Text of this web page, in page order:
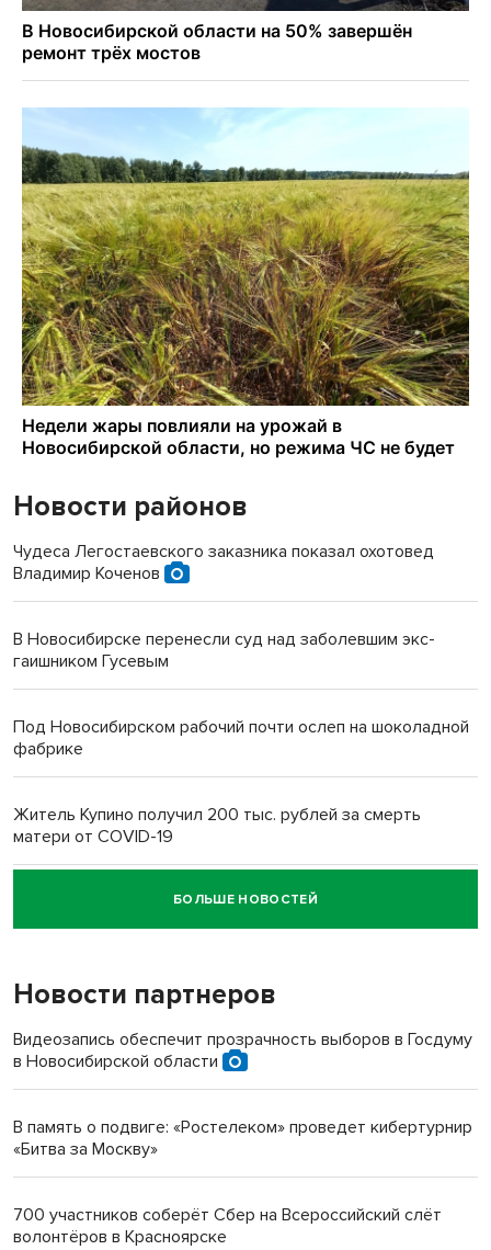
Новости районов
Чудеса Легостаевского заказника показал охотовед
Владимир Коченов
В Новосибирске перенесли суд над заболевшим экс-
гаишником Гусевым
Под Новосибирском рабочий почти ослеп на шоколадной
фабрике
Житель Купино получил 200 тыс. рублей за смерть
матери от COVID-19
Новосибирский суд наказал водителя за смерть
пенсионерки на вокзале
«Мы живём на пастбище!»: в новосибирском селе лошади
терроризируют жителей
Инвалид получил условный срок за избиение врачей
БОЛЬШЕ НОВОСТЕЙ
Новости партнеров
Видеозапись обеспечит прозрачность выборов в Госдуму
в Новосибирской области
В память о подвиге: «Ростелеком» проведет кибертурнир
«Битва за Москву»
700 участников соберёт Сбер на Всероссийский слёт
волонтёров в Красноярске